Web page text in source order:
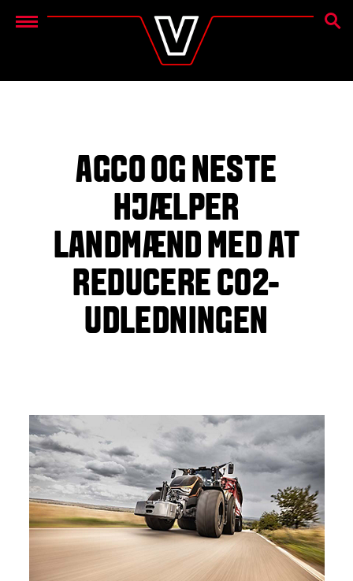
Menu
SØG
AGCO OG NESTE
HJÆLPER
LANDMÆND MED AT
REDUCERE CO2-
UDLEDNINGEN